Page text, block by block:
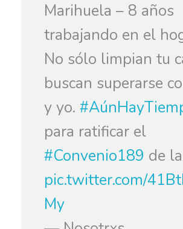
Marihuela – 8 años
trabajando en el
No sólo limpian tu
buscan superarse
y yo.
para ratificar el
#Convenio189 de
pic.twitter.com/
My